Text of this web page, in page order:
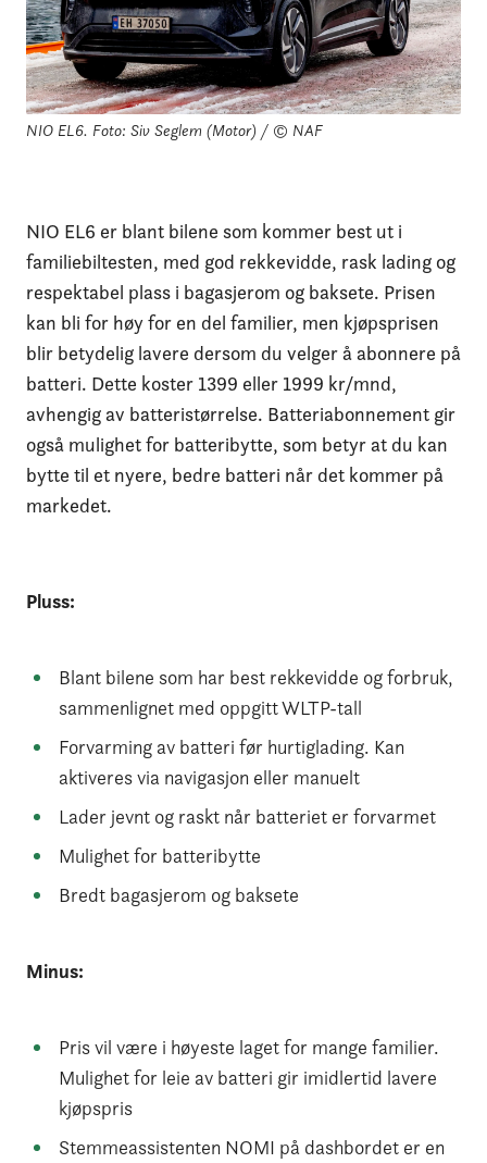
NIO EL6. Foto: Siv Seglem (Motor) / © NAF
NIO EL6 er blant bilene som kommer best ut i
familiebiltesten, med god rekkevidde, rask lading og
respektabel plass i bagasjerom og baksete. Prisen
kan bli for høy for en del familier, men kjøpsprisen
blir betydelig lavere dersom du velger å abonnere på
batteri. Dette koster 1399 eller 1999 kr/mnd,
avhengig av batteristørrelse. Batteriabonnement gir
også mulighet for batteribytte, som betyr at du kan
bytte til et nyere, bedre batteri når det kommer på
markedet.
Pluss:
Blant bilene som har best rekkevidde og forbruk,
sammenlignet med oppgitt WLTP-tall
Forvarming av batteri før hurtiglading. Kan
aktiveres via navigasjon eller manuelt
Lader jevnt og raskt når batteriet er forvarmet
Mulighet for batteribytte
Bredt bagasjerom og baksete
Minus:
Pris vil være i høyeste laget for mange familier.
Mulighet for leie av batteri gir imidlertid lavere
kjøpspris
Stemmeassistenten NOMI på dashbordet er en